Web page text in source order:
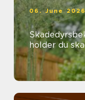
06. June
holder du